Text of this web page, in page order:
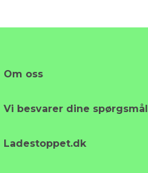
Om oss
Vi besvarer dine spørgsmål
Ladestoppet.dk